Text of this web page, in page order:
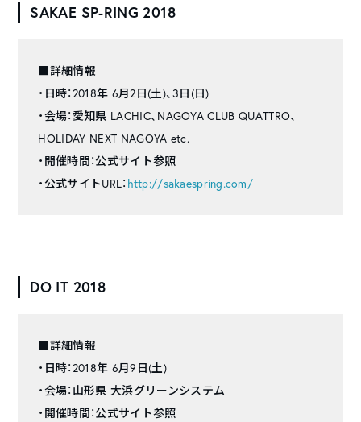
SAKAE SP-RING 2018
■詳細情報
・日時：2018年 6月2日(土)、3日(日)
・会場：愛知県 LACHIC、NAGOYA CLUB QUATTRO、
HOLIDAY NEXT NAGOYA etc.
・開催時間：公式サイト参照
・公式サイトURL： http://sakaespring.com/
DO IT 2018
■詳細情報
・日時：2018年 6月9日(土)
・会場：山形県 大浜グリーンシステム
・開催時間：公式サイト参照